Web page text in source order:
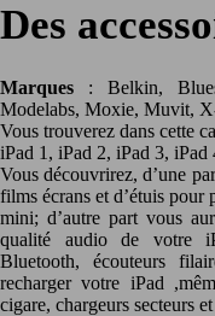
Des
Marques : Belkin,
Modelabs, Moxie, Muvit,
Vous trouverez dans cette
iPad 1, iPad 2, iPad 3,
Vous découvrirez, d’une
films écrans et d’étuis pour
mini; d’autre part vous
qualité audio de votre
Bluetooth, écouteurs
recharger votre iPad
cigare, chargeurs secteurs